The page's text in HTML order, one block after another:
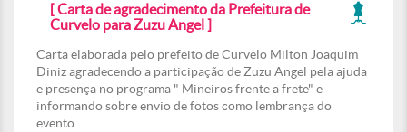
[ Carta de agradecimento da Prefeitura de
Curvelo para Zuzu Angel ]
Carta elaborada pelo prefeito de Curvelo Milton Joaquim
Diniz agradecendo a participação de Zuzu Angel pela ajuda
e presença no programa " Mineiros frente a frete" e
informando sobre envio de fotos como lembrança do
evento.